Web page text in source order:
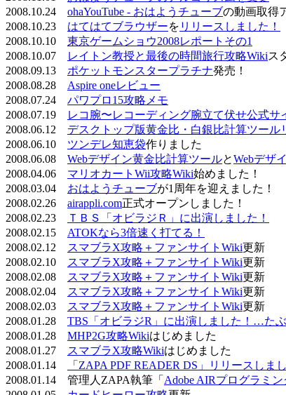
2008.10.24 ohaYouTube - おはようチューブの動画取得
2008.10.23 はてはてブラウザーを リリースしました！
2008.10.10 東京ゲームショウ2008レポートその1
2008.10.07
レイトン教授と最後の時間旅行攻略Wikiス
2008.09.13 ポケットモンスタープラチナ発売！
2008.08.28 Aspire oneレビュー
2008.07.24 パワプロ15攻略メモ
2008.07.19
レコ腕〜レコーディング腕立て伏せ公式サ
2008.06.12 デスクトップ版黄金比・白銀比計算ツール
2008.06.10 ツンデレ知恵袋作りました
2008.06.08 Webデザイン黄金比計算ツールとWebデザ
2008.04.06 マリオカートWii攻略Wiki始めました！
2008.03.04 おはようチューブが1周年を迎えました！
2008.02.26 airappli.com正式オープンしました！
2008.02.23
ＴＢＳ「オビラジＲ」に出演しました！
2008.02.15 ATOKなら3倍速く打てる！
2008.02.12
スマブラX攻略＋ファンサイトWiki更新
2008.02.10
スマブラX攻略＋ファンサイトWiki更新
2008.02.08
スマブラX攻略＋ファンサイトWiki更新
2008.02.04
スマブラX攻略＋ファンサイトWiki更新
2008.02.03
スマブラX攻略＋ファンサイトWiki更新
2008.01.28 TBS「オビラジR」に出演しました！…た
2008.01.28 MHP2G攻略Wikiはじめました
2008.01.27
スマブラX攻略Wikiはじめました
2008.01.14
「ZAPA PDF READER DS」リリースしま
2008.01.14 管理人ZAPA執筆「 Adobe AIRプログラミン